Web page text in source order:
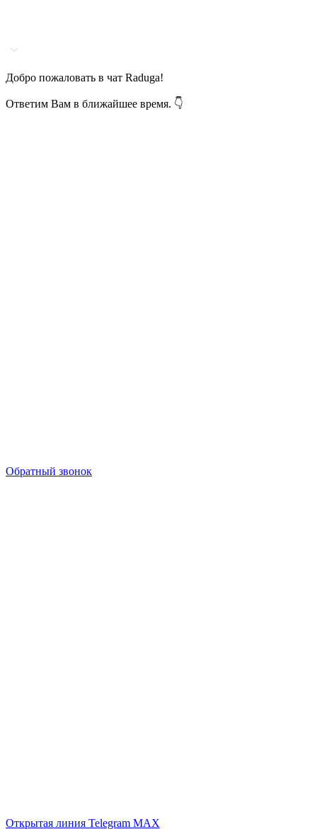
Добро пожаловать в чат Raduga!
Ответим Вам в ближайшее время. 👇
Обратный звонок
Открытая линия Telegram MAX